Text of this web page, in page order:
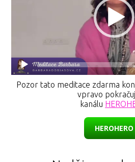
Pozor tato meditace zdarma
vpravo
kanálu
HEROHERO